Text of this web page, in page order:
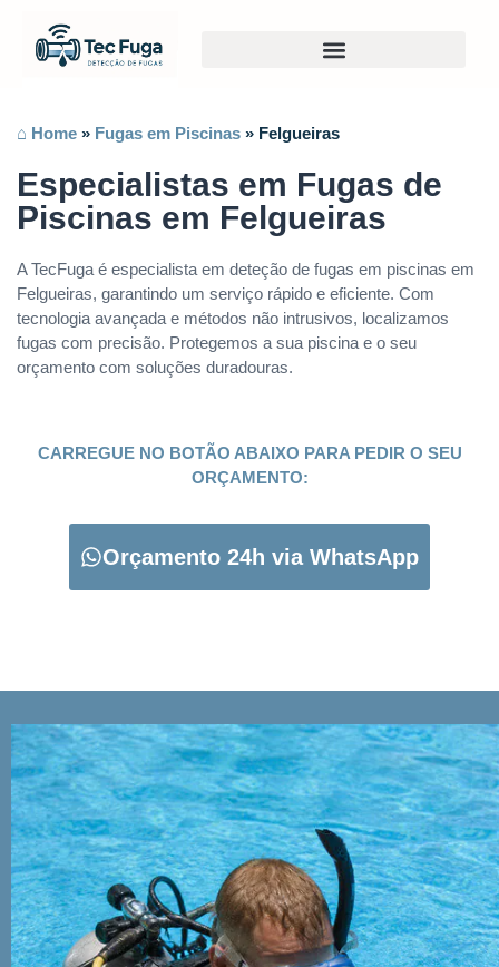
⌂ Home » Fugas em Piscinas » Felgueiras
Especialistas em Fugas de
Piscinas em Felgueiras
A TecFuga é especialista em deteção de fugas em piscinas em
Felgueiras, garantindo um serviço rápido e eficiente. Com
tecnologia avançada e métodos não intrusivos, localizamos
fugas com precisão. Protegemos a sua piscina e o seu
orçamento com soluções duradouras.
CARREGUE NO BOTÃO ABAIXO PARA PEDIR O SEU
ORÇAMENTO:
Orçamento 24h via WhatsApp